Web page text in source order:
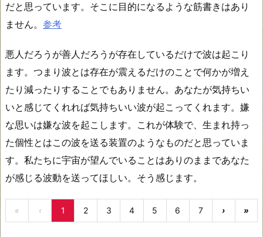
だと思っています。そこに目的になるような筋書きはあり
ません。 参考
悪人だろうが善人だろうが存在しているだけで波は起こり
ます。つまり波とは存在が震えるだけのことで何かが増え
たり減ったりすることでもありません。あなたが気持ちい
いと感じてくれれば気持ちいい波が起こってくれます。嫌
な思いは嫌な波を起こします。これが体験で、生まれ持っ
た個性とはこの波を送る装置のようなものだと思っていま
す。私たちに宇宙が望んでいることはありのままであなた
が感じる波動を送ってほしい。そう感じます。
« ‹ 1 2 3 4 5 6 7 › »